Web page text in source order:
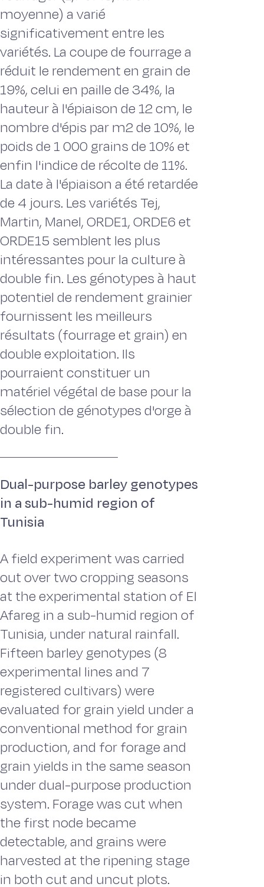
moyenne) a varié
significativement entre les
variétés. La coupe de fourrage a
réduit le rendement en grain de
19%, celui en paille de 34%, la
hauteur à l'épiaison de 12 cm, le
nombre d'épis par m2 de 10%, le
poids de 1 000 grains de 10% et
enfin l'indice de récolte de 11%.
La date à l'épiaison a été retardée
de 4 jours. Les variétés Tej,
Martin, Manel, ORDE1, ORDE6 et
ORDE15 semblent les plus
intéressantes pour la culture à
double fin. Les génotypes à haut
potentiel de rendement grainier
fournissent les meilleurs
résultats (fourrage et grain) en
double exploitation. Ils
pourraient constituer un
matériel végétal de base pour la
sélection de génotypes d'orge à
double fin.
Dual-purpose barley genotypes
in a sub-humid region of
Tunisia
A field experiment was carried
out over two cropping seasons
at the experimental station of El
Afareg in a sub-humid region of
Tunisia, under natural rainfall.
Fifteen barley genotypes (8
experimental lines and 7
registered cultivars) were
evaluated for grain yield under a
conventional method for grain
production, and for forage and
grain yields in the same season
under dual-purpose production
system. Forage was cut when
the first node became
detectable, and grains were
harvested at the ripening stage
in both cut and uncut plots.